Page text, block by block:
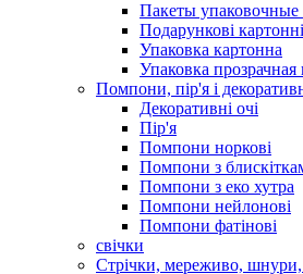
Пакеты
Подарункові
Упаковка картонна
Упаковка
Помпони, пір'я і
Декоративні очі
Пір'я
Помпони норкові
Помпони з
Помпони з еко хутра
Помпони нейлонові
Помпони фатінові
свічки
Стрічки, мереживо, шнури,